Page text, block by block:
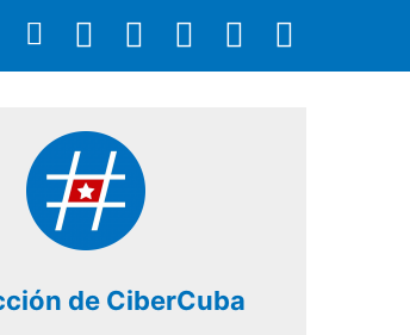
de CiberCuba